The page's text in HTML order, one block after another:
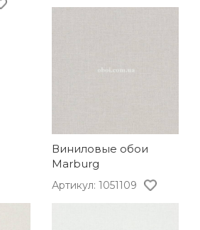
Виниловые обои
Marburg
Артикул: 1051109